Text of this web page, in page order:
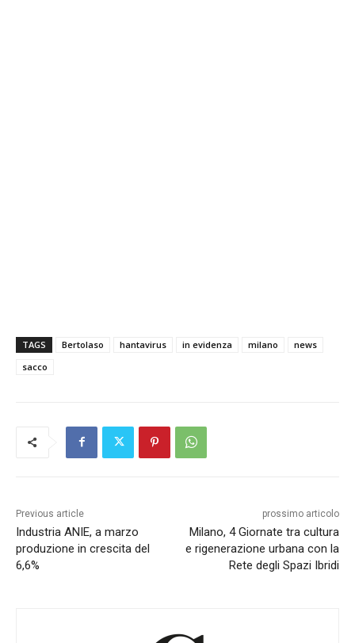
TAGS Bertolaso hantavirus in evidenza milano
news
sacco
Previous article
Industria ANIE, a marzo
produzione in crescita del
6,6%
prossimo articolo
Milano, 4 Giornate tra cultura
e rigenerazione urbana con la
Rete degli Spazi Ibridi